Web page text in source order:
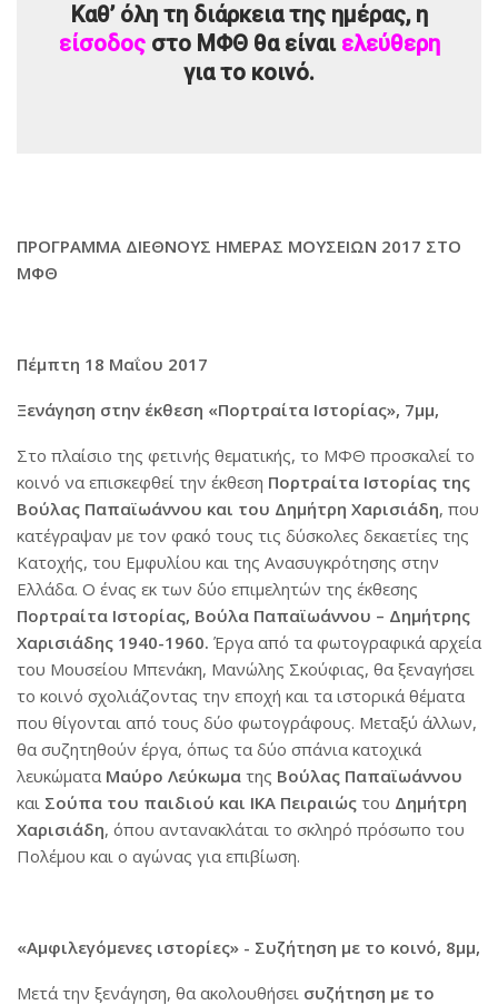
Καθ’ όλη τη διάρκεια της ημέρας, η
είσοδοςστο ΜΦΘ θα είναι ελεύθερη
για το κοινό.
ΠΡΟΓΡΑΜΜΑ ΔΙΕΘΝΟΥΣ ΗΜΕΡΑΣ ΜΟΥΣΕΙΩΝ 2017 ΣΤΟ
ΜΦΘ
Πέμπτη 18 Μαΐου 2017
Ξενάγηση στην έκθεση «Πορτραίτα Ιστορίας», 7μμ,
Στο πλαίσιο της φετινής θεματικής, το ΜΦΘ προσκαλεί το
κοινό να επισκεφθεί την έκθεση Πορτραίτα Ιστορίας της
Βούλας Παπαϊωάννου και του Δημήτρη Χαρισιάδη, που
κατέγραψαν με τον φακό τους τις δύσκολες δεκαετίες της
Κατοχής, του Εμφυλίου και της Ανασυγκρότησης στην
Ελλάδα. Ο ένας εκ των δύο επιμελητών της έκθεσης
Πορτραίτα Ιστορίας, Βούλα Παπαϊωάννου – Δημήτρης
Χαρισιάδης 1940-1960. Έργα από τα φωτογραφικά αρχεία
του Μουσείου Μπενάκη, Μανώλης Σκούφιας, θα ξεναγήσει
το κοινό σχολιάζοντας την εποχή και τα ιστορικά θέματα
που θίγονται από τους δύο φωτογράφους. Μεταξύ άλλων,
θα συζητηθούν έργα, όπως τα δύο σπάνια κατοχικά
λευκώματα Μαύρο Λεύκωμα της Βούλας Παπαϊωάννου
και Σούπα του παιδιού και ΙΚΑ Πειραιώς του Δημήτρη
Χαρισιάδη, όπου αντανακλάται το σκληρό πρόσωπο του
Πολέμου και ο αγώνας για επιβίωση.
«Αμφιλεγόμενες ιστορίες» - Συζήτηση με το κοινό, 8μμ,
Μετά την ξενάγηση, θα ακολουθήσει συζήτηση με το